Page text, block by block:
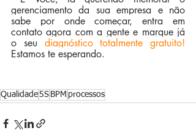
gerenciamento da sua empresa e não
sabe por onde começar, entra em
contato agora com a gente e marque já
o seu diagnóstico totalmente gratuito!
Estamos te esperando.
Qualidade5S BPM processos